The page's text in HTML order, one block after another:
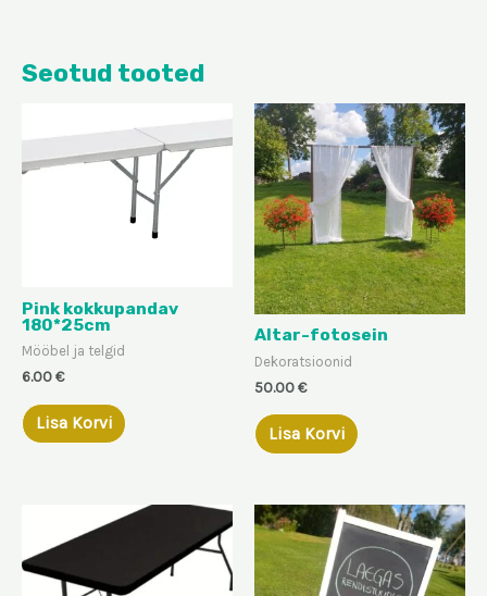
Seotud tooted
Pink kokkupandav
180*25cm
Mööbel ja telgid
6.00€
Lisa Korvi
Altar-fotosein
Dekoratsioonid
50.00€
Lisa Korvi